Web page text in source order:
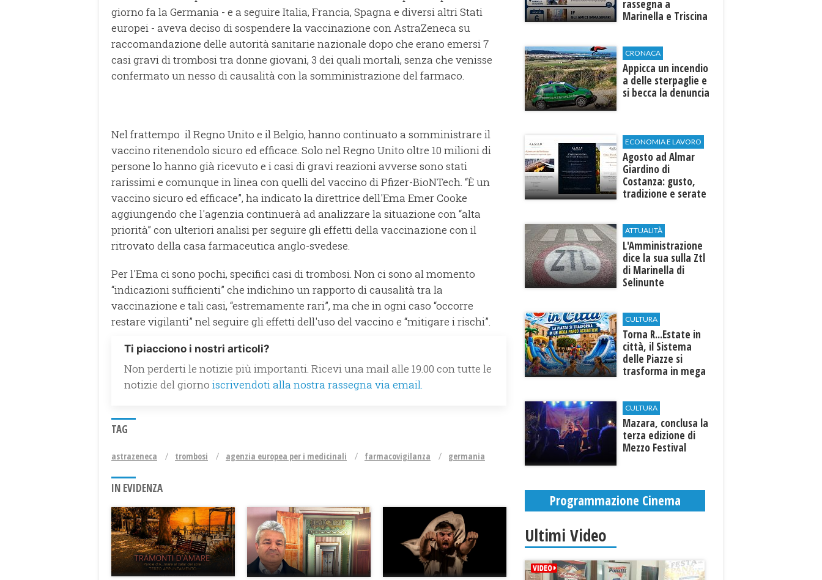
giorno fa la Germania - e a seguire Italia, Francia, Spagna e diversi altri Stati
europei - aveva deciso di sospendere la vaccinazione con AstraZeneca su
raccomandazione delle autorità sanitarie nazionale dopo che erano emersi 7
casi gravi di trombosi tra donne giovani, 3 dei quali mortali, senza che venisse
confermato un nesso di causalità con la somministrazione del farmaco.
Nel frattempo il Regno Unito e il Belgio, hanno continuato a somministrare il
vaccino ritenendolo sicuro ed efficace. Solo nel Regno Unito oltre 10 milioni di
persone lo hanno già ricevuto e i casi di gravi reazioni avverse sono stati
rarissimi e comunque in linea con quelli del vaccino di Pfizer-BioNTech. “È un
vaccino sicuro ed efficace”, ha indicato la direttrice dell'Ema Emer Cooke
aggiungendo che l'agenzia continuerà ad analizzare la situazione con “alta
priorità” con ulteriori analisi per seguire gli effetti della vaccinazione con il
ritrovato della casa farmaceutica anglo-svedese.
Per l'Ema ci sono pochi, specifici casi di trombosi. Non ci sono al momento
“indicazioni sufficienti” che indichino un rapporto di causalità tra la
vaccinazione e tali casi, “estremamente rari”, ma che in ogni caso “occorre
restare vigilanti” nel seguire gli effetti dell'uso del vaccino e “mitigare i rischi”.
Ti piacciono i nostri articoli?
Non perderti le notizie più importanti. Ricevi una mail alle 19.00 con tutte le
notizie del giorno iscrivendoti alla nostra rassegna via email.
TAG
astrazeneca trombosi agenzia europea per i medicinali farmacovigilanza germania
IN EVIDENZA
rassegna a
Marinella e Triscina
CRONACA
Appicca un incendio
a delle sterpaglie e
si becca la denuncia
ECONOMIA E LAVORO
Agosto ad Almar
Giardino di
Costanza: gusto,
tradizione e serate
esterni
ATTUALITÀ
L'Amministrazione
dice la sua sulla Ztl
di Marinella di
Selinunte
CULTURA
Torna R...Estate in
città, il Sistema
delle Piazze si
trasforma in mega
CULTURA
​Mazara, conclusa la
terza edizione di
Mezzo Festival
Programmazione Cinema
Ultimi Video